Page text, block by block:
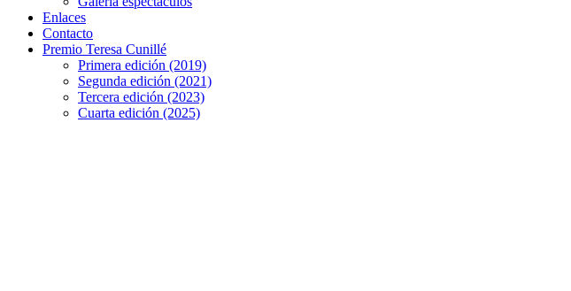
Enlaces
Contacto
Premio Teresa Cunillé
Primera edición (2019)
Segunda edición (2021)
Tercera edición (2023)
Cuarta edición (2025)